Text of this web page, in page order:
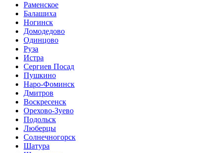
Раменское
Балашиха
Ногинск
Домодедово
Одинцово
Руза
Истра
Сергиев Посад
Пушкино
Наро-Фоминск
Дмитров
Воскресенск
Орехово-Зуево
Подольск
Люберцы
Солнечногорск
Шатура